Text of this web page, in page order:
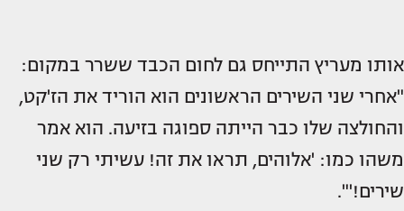
אותו מעריץ התייחס גם לחום הכבד ששרר במקום:
"אחרי שני השירים הראשונים הוא הוריד את הז'קט,
והחולצה שלו כבר הייתה ספוגה בזיעה. הוא אמר
משהו כמו: 'אלוהים, תראו את זה! עשיתי רק שני
שירים!'".